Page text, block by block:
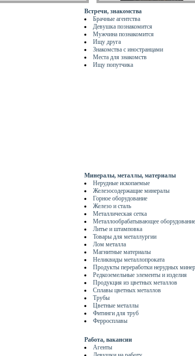
Встречи, знакомства
Брачные агентства
Девушка познакомится
Мужчина познакомится
Ищу друга
Знакомства с иностранцами
Места для знакомств
Ищу попутчика
Минералы, металлы, материалы
Нерудные ископаемые
Железосодержащие минералы
Горное оборудование
Железо и сталь
Металлическая сетка
Металлообрабатывающее оборудование
Литье и штамповка
Товары для металлургии
Лом металла
Магнитные материалы
Неликвиды металлопроката
Продукты переработки нерудных
Редкоземельные элементы и изделия
Продукция из цветных металлов
Сплавы цветных металлов
Трубы
Цветные металлы
Фитинги для труб
Ферросплавы
Работа, вакансии
Агенты